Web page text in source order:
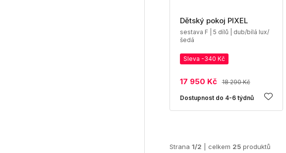
Dětský pokoj PIXEL
sestava F | 5 dílů | dub/bílá lux/
šedá
Sleva -340 Kč
17 950 Kč 18 290 Kč
Dostupnost do 4-6 týdnů
Strana 1/2 | celkem 25produktů